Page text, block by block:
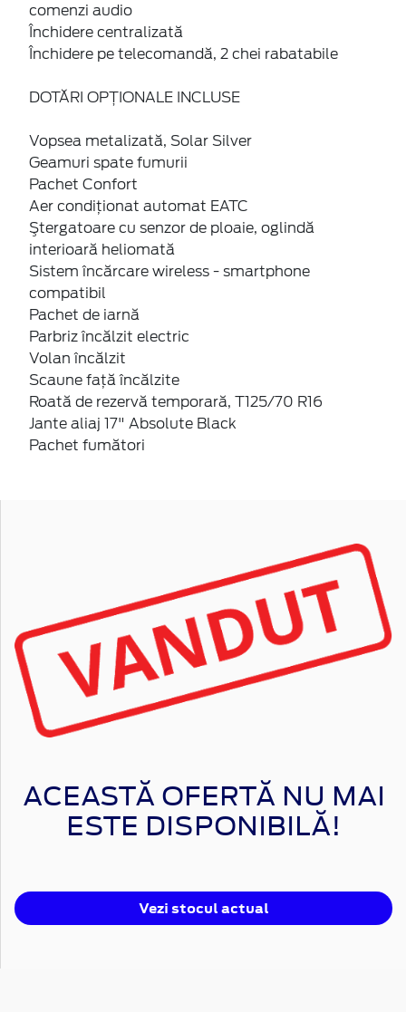
comenzi audio
Închidere centralizată
Închidere pe telecomandă, 2 chei rabatabile
DOTĂRI OPȚIONALE INCLUSE
Vopsea metalizată, Solar Silver
Geamuri spate fumurii
Pachet Confort
Aer condiţionat automat EATC
Ştergatoare cu senzor de ploaie, oglindă
interioară heliomată
Sistem încărcare wireless - smartphone
compatibil
Pachet de iarnă
Parbriz încălzit electric
Volan încălzit
Scaune faţă încălzite
Roată de rezervă temporară, T125/70 R16
Jante aliaj 17" Absolute Black
Pachet fumători
ACEASTĂ OFERTĂ NU MAI
ESTE DISPONIBILĂ!
Vezi stocul actual